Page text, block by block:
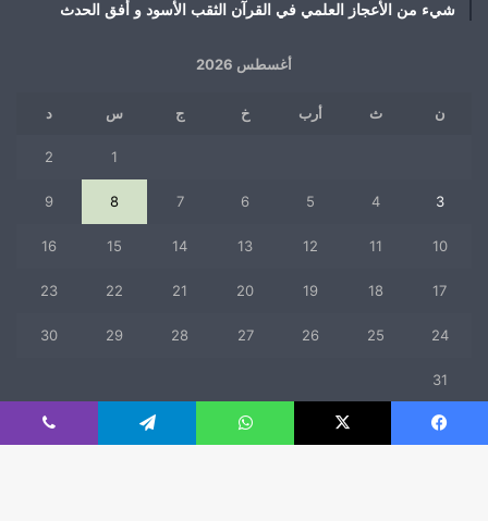
شيء من الأعجاز العلمي في القرآن الثقب الأسود و أفق الحدث
أغسطس 2026
ن ث أرب خ ج س د
1
2
3
4
5
6
7
8
9
10
11
12
13
14
15
16
17
18
19
20
21
22
23
24
25
26
27
28
29
30
31
« يوليو
فيسبوك ‫X واتساب تيلقرام ڤايبر